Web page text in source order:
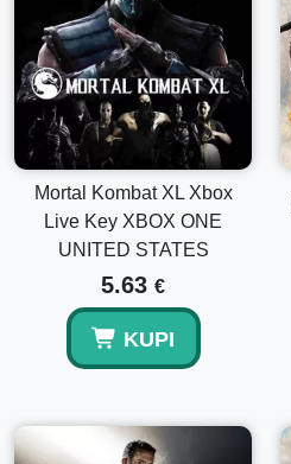
Mortal Kombat XL Xbox
Live Key XBOX ONE
UNITED STATES
5.63 €
KUPI